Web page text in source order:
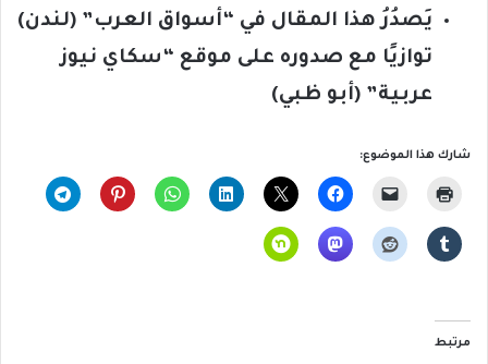
يَصدُرُ هذا المقال في “أسواق العرب” (لندن)
توازيًا مع صدوره على موقع “سكاي نيوز
عربية” (أبو ظبي)
شارك هذا الموضوع:
مرتبط